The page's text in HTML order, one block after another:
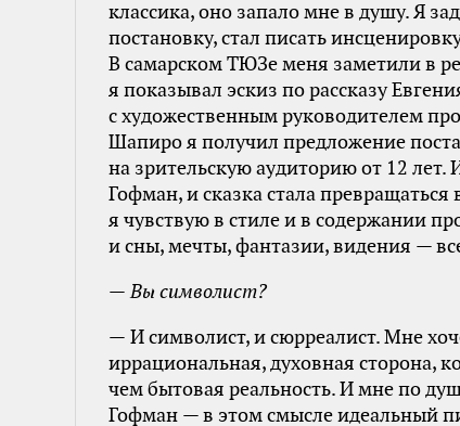
классика, оно запало мне в душу. Я
постановку, стал писать
В самарском ТЮЗе меня заметили в
я показывал эскиз по рассказу
с художественным руководителем
Шапиро я получил предложение
на зрительскую аудиторию от 12 лет.
Гофман, и сказка стала превращаться
я чувствую в стиле и в содержании
и сны, мечты, фантазии, видения —
— Вы символист?
— И символист, и сюрреалист. Мне
иррациональная, духовная сторона,
чем бытовая реальность. И мне по
Гофман — в этом смысле идеальный